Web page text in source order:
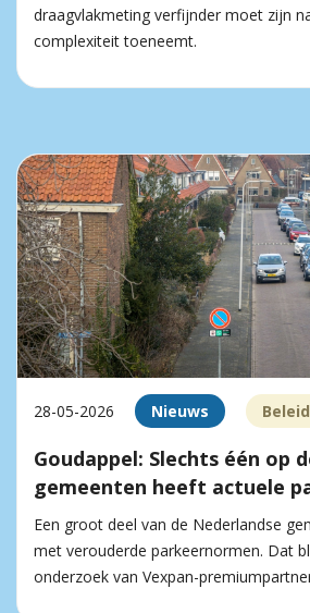
draagvlakmeting verfijnder moet zijn
complexiteit toeneemt.
28-05-2026 Nieuws
Goudappel: Slechts één op
gemeenten heeft actuele
Een groot deel van de Nederlandse
met verouderde parkeernormen. Dat
onderzoek van Vexpan-